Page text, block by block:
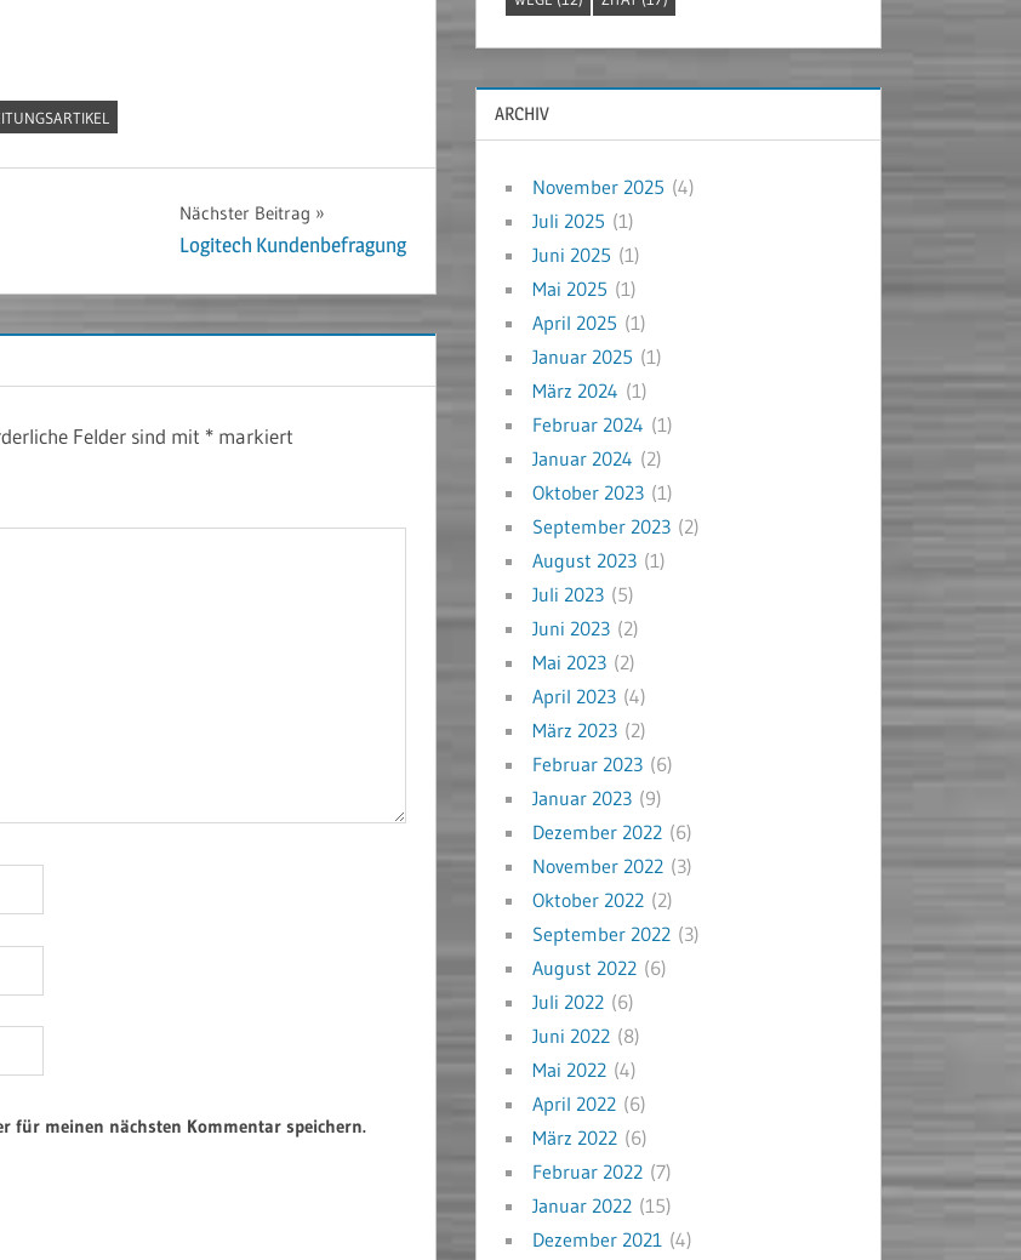
Nächster Beitrag
Logitech Kundenbefragung
Felder sind mit * markiert
für meinen nächsten Kommentar speichern.
ARCHIV
November 2025 (4)
Juli 2025 (1)
Juni 2025 (1)
Mai 2025 (1)
April 2025 (1)
Januar 2025 (1)
März 2024 (1)
Februar 2024 (1)
Januar 2024 (2)
Oktober 2023 (1)
September 2023 (2)
August 2023 (1)
Juli 2023 (5)
Juni 2023 (2)
Mai 2023 (2)
April 2023 (4)
März 2023 (2)
Februar 2023 (6)
Januar 2023 (9)
Dezember 2022 (6)
November 2022 (3)
Oktober 2022 (2)
September 2022 (3)
August 2022 (6)
Juli 2022 (6)
Juni 2022 (8)
Mai 2022 (4)
April 2022 (6)
März 2022 (6)
Februar 2022 (7)
Januar 2022 (15)
Dezember 2021 (4)